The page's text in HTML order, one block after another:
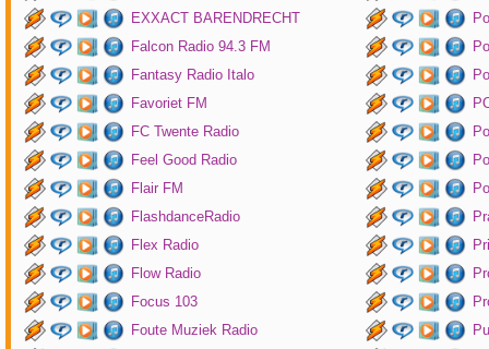
EXXACT BARENDRECHT
Falcon Radio 94.3 FM
Fantasy Radio Italo
Favoriet FM
FC Twente Radio
Feel Good Radio
Flair FM
FlashdanceRadio
Flex Radio
Flow Radio
Focus 103
Foute Muziek Radio